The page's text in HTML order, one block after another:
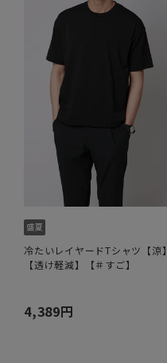
冷たいレイヤードTシャツ【涼】
【透け軽減】【＃すご】
4,389円